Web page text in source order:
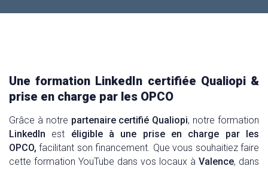
Une formation LinkedIn certifiée Qualiopi &
prise en charge par les OPCO
Grâce à notre partenaire certifié Qualiopi, notre formation
LinkedIn est éligible à une prise en charge par les
OPCO,facilitant son financement. Que vous souhaitiez faire
cette formation YouTube dans vos locaux à Valence, dans